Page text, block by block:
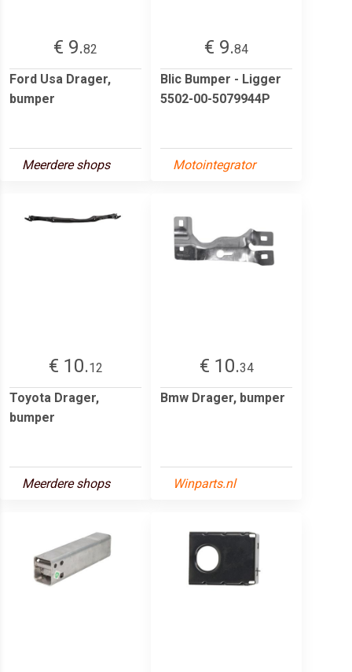
€ 9.82
Ford Usa Drager,
bumper
Meerdere shops
€ 9.84
Blic Bumper - Ligger
5502-00-5079944P
Motointegrator
€ 10.12
Toyota Drager,
bumper
Meerdere shops
€ 10.34
Bmw Drager, bumper
Winparts.nl